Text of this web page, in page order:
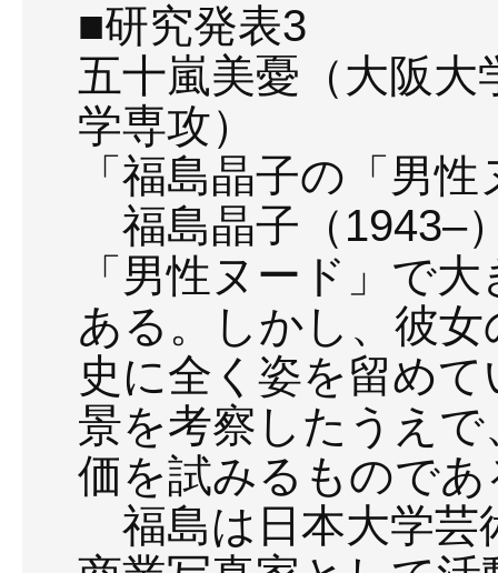
■研究発表3
五十嵐美憂（大阪大
学専攻）
「福島晶子の「男
福島晶子（1943–
「男性ヌード」で
ある。しかし、彼
史に全く姿を留め
景を考察したうえ
価を試みるものであ
福島は日本大学芸